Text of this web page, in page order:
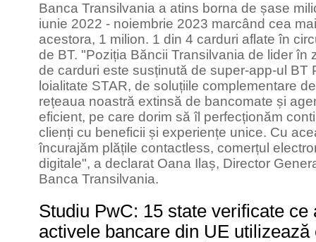
Banca Transilvania a atins borna de șase
iunie 2022 - noiembrie 2023 marcând cea
acestora, 1 milion. 1 din 4 carduri aflate în
de BT. "Poziția Băncii Transilvania de lider în
de carduri este susținută de super-app-ul BT
loialitate STAR, de soluțiile complementare
rețeaua noastră extinsă de bancomate și
eficient, pe care dorim să îl perfecționăm
clienți cu beneficii și experiențe unice. Cu
încurajăm plățile contactless, comerțul
digitale", a declarat Oana Ilaș, Director
Banca Transilvania.
Studiu PwC: 15 state verificate ce
activele bancare din UE